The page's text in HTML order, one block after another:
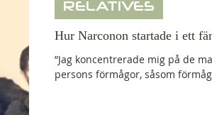
Metadon LARO
Hur Narconon startade i ett
”Jag koncentrerade mig på de
persons förmågor, såsom
RELATIVES